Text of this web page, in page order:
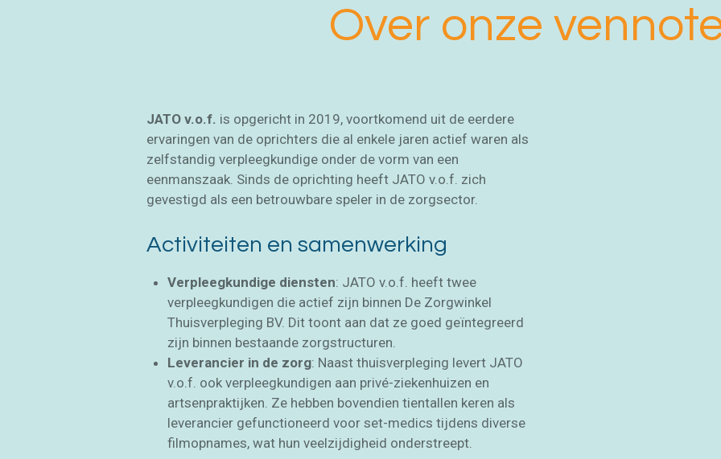
Over onze
JATO v.o.f. is opgericht in 2019, voortkomend uit de eerdere
ervaringen van de oprichters die al enkele jaren actief waren als
zelfstandig verpleegkundige onder de vorm van een
eenmanszaak. Sinds de oprichting heeft JATO v.o.f. zich
gevestigd als een betrouwbare speler in de zorgsector.
Activiteiten en samenwerking
Verpleegkundige diensten: JATO v.o.f. heeft twee
verpleegkundigen die actief zijn binnen De Zorgwinkel
Thuisverpleging BV. Dit toont aan dat ze goed geïntegreerd
zijn binnen bestaande zorgstructuren.
Leverancier in de zorg: Naast thuisverpleging levert JATO
v.o.f. ook verpleegkundigen aan privé-ziekenhuizen en
artsenpraktijken. Ze hebben bovendien tientallen keren als
leverancier gefunctioneerd voor set-medics tijdens diverse
filmopnames, wat hun veelzijdigheid onderstreept.